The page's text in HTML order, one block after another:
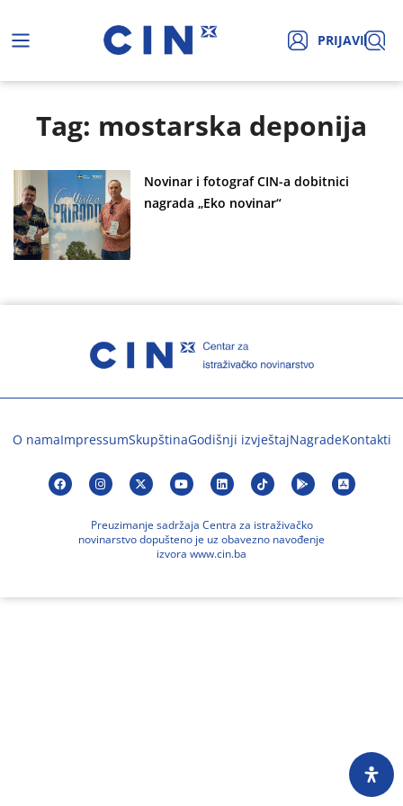
PRIJAVI
Tag: mostarska deponija
Novinar i fotograf CIN-a dobitnici
nagrada „Eko novinar“
O namaImpressumSkupštinaGodišnji izvještajNagradeKontakti
Preuzimanje sadržaja Centra za istraživačko
novinarstvo dopušteno je uz obavezno navođenje
izvora www.cin.ba